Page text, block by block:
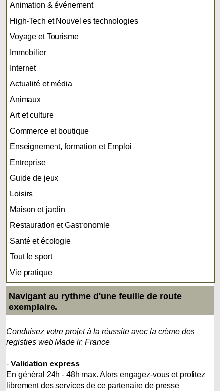
Animation & événement
High-Tech et Nouvelles technologies
Voyage et Tourisme
Immobilier
Internet
Actualité et média
Animaux
Art et culture
Commerce et boutique
Enseignement, formation et Emploi
Entreprise
Guide de jeux
Loisirs
Maison et jardin
Restauration et Gastronomie
Santé et écologie
Tout le sport
Vie pratique
Navigant au rythme d'une feuille de route
exemplaire.
Conduisez votre projet à la réussite avec la crème des
registres web Made in France
-Validation express
En général 24h - 48h max. Alors engagez-vous et profitez
librement des services de ce partenaire de presse